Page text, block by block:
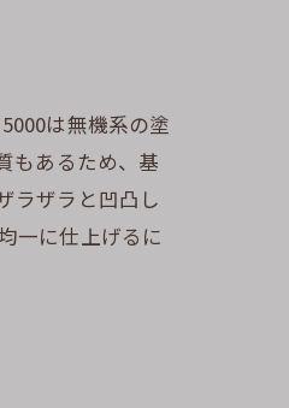
は無機系の塗
もあるため、基
ラザラと凹凸し
一に仕上げるに